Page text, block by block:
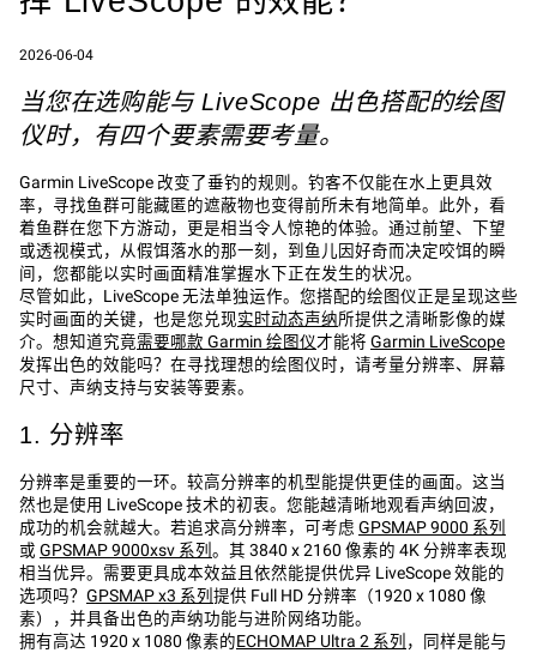
2026-06-04
当您在选购能与 LiveScope 出色搭配的绘图
仪时，有四个要素需要考量。
Garmin LiveScope 改变了垂钓的规则。钓客不仅能在水上更具效
率，寻找鱼群可能藏匿的遮蔽物也变得前所未有地简单。此外，看
着鱼群在您下方游动，更是相当令人惊艳的体验。通过前望、下望
或透视模式，从假饵落水的那一刻，到鱼儿因好奇而决定咬饵的瞬
间，您都能以实时画面精准掌握水下正在发生的状况。
尽管如此，LiveScope 无法单独运作。您搭配的绘图仪正是呈现这些
实时画面的关键，也是您兑现实时动态声纳所提供之清晰影像的媒
介。想知道究竟需要哪款 Garmin 绘图仪才能将 Garmin LiveScope
发挥出色的效能吗？在寻找理想的绘图仪时，请考量分辨率、屏幕
尺寸、声纳支持与安装等要素。
1. 分辨率
分辨率是重要的一环。较高分辨率的机型能提供更佳的画面。这当
然也是使用 LiveScope 技术的初衷。您能越清晰地观看声纳回波，
成功的机会就越大。若追求高分辨率，可考虑 GPSMAP 9000 系列
或 GPSMAP 9000xsv 系列 。其 3840 x 2160 像素的 4K 分辨率表现
相当优异。需要更具成本效益且依然能提供优异 LiveScope 效能的
选项吗？ GPSMAP x3 系列 提供 Full HD 分辨率（1920 x 1080 像
素），并具备出色的声纳功能与进阶网络功能。
拥有高达 1920 x 1080 像素的ECHOMAP Ultra 2 系列 ，同样是能与